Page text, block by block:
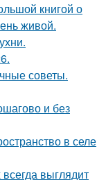
книгой о
живой.
советы.
и без
в селе
выглядит